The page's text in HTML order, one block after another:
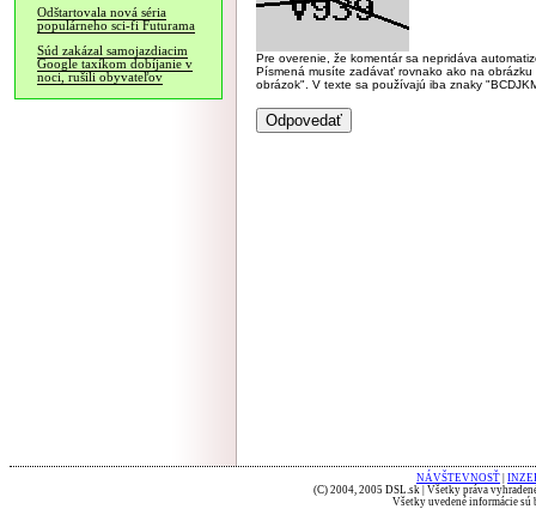
Odštartovala nová séria
populárneho sci-fi Futurama
Súd zakázal samojazdiacim
Google taxíkom dobíjanie v
noci, rušili obyvateľov
Pre overenie, že komentár sa nepridáva
Písmená musíte zadávať rovnako ako na
obrázok". V texte sa používajú iba znaky
NÁVŠTEVNOSŤ
(C) 2004, 2005 DSL.sk | Všetky práva
Všetky uvedené informácie sú